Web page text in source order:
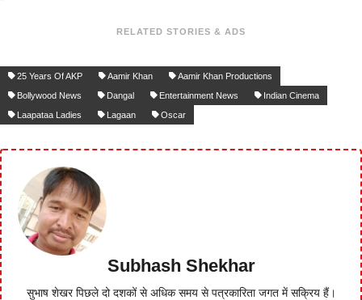
RELATED STORIES & ADS
25 Years Of AKP Aamir Khan
Aamir Khan Productions
Bollywood News
Dangal Entertainment News
Indian Cinema
Laapataa Ladies
Lagaan Oscar
Subhash Shekhar
सुभाष शेखर पिछले दो दशकों से अधिक समय से पत्रकारिता जगत में सक्रिय हैं।